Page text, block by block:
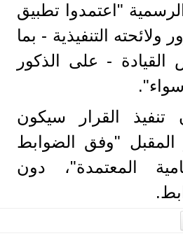
الرسمية "اعتمدوا تطبيق
ولائحته التنفيذية - بما
- على الذكور
تنفيذ القرار سيكون
المقبل "وفق الضوابط
المعتمدة"، دون